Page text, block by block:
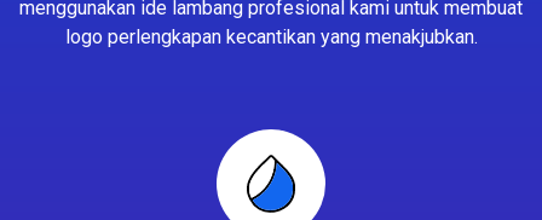
menggunakan ide lambang profesional kami untuk membuat
logo perlengkapan kecantikan yang menakjubkan.